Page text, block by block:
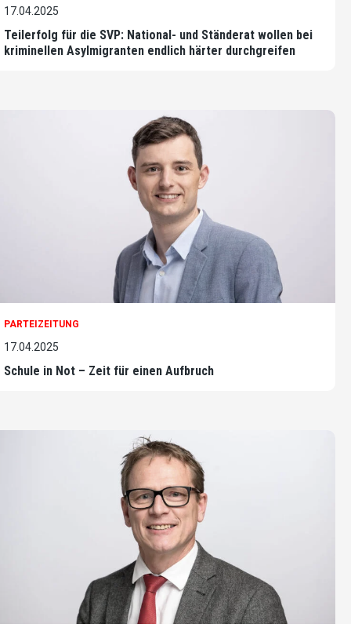
17.04.2025
Teilerfolg für die SVP: National- und Ständerat wollen bei
kriminellen Asylmigranten endlich härter durchgreifen
PARTEIZEITUNG
17.04.2025
Schule in Not – Zeit für einen Aufbruch